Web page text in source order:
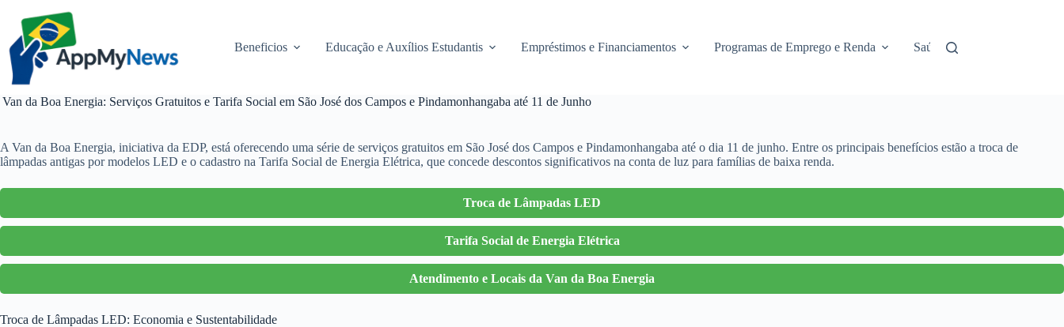
conteúdo
Beneficios Educação e Auxílios Estudantis Empréstimos e Financiamentos Programas de Emprego e Renda Saúde e Assistência
Van da Boa Energia: Serviços Gratuitos e Tarifa Social em São José dos Campos e Pindamonhangaba até 11 de Junho
A Van da Boa Energia, iniciativa da EDP, está oferecendo uma série de serviços gratuitos em São José dos Campos e Pindamonhangaba até o dia 11 de junho. Entre os principais benefícios estão a troca de
lâmpadas antigas por modelos LED e o cadastro na Tarifa Social de Energia Elétrica, que concede descontos significativos na conta de luz para famílias de baixa renda.
Troca de Lâmpadas LED
Tarifa Social de Energia Elétrica
Atendimento e Locais da Van da Boa Energia
Troca de Lâmpadas LED: Economia e Sustentabilidade